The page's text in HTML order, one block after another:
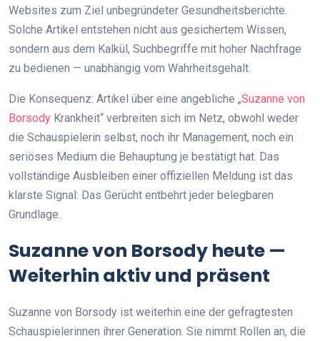
Websites zum Ziel unbegründeter Gesundheitsberichte.
Solche Artikel entstehen nicht aus gesichertem Wissen,
sondern aus dem Kalkül, Suchbegriffe mit hoher Nachfrage
zu bedienen — unabhängig vom Wahrheitsgehalt.
Die Konsequenz: Artikel über eine angebliche „Suzanne von
Borsody Krankheit“ verbreiten sich im Netz, obwohl weder
die Schauspielerin selbst, noch ihr Management, noch ein
seriöses Medium die Behauptung je bestätigt hat. Das
vollständige Ausbleiben einer offiziellen Meldung ist das
klarste Signal: Das Gerücht entbehrt jeder belegbaren
Grundlage.
Suzanne von Borsody heute —
Weiterhin aktiv und präsent
Suzanne von Borsody ist weiterhin eine der gefragtesten
Schauspielerinnen ihrer Generation. Sie nimmt Rollen an, die